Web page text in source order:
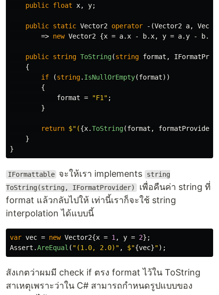
public float x, y;
public static Vector2 operator -(Vector2 a,
=> new Vector2 {x = a. x - b. x, y = a.y - b.
public string ToString(string format ,
{
if
(string. IsNullOrEmpty(format))
{
format = "F1" ;
}
return $"({x.ToString(format , formatProvider
}
}
IFormattable จะให้เรา implements string
ToString(string, IFormatProvider) เพื่อคืนค่า string ที่
format แล้วกลับไปให้ เท่านี้เราก็จะใช้ string
interpolation ได้แบบนี้
var vec = new Vector2{x = 1 , y = 2};
Assert .AreEqual ( "(1.0, 2.0)" , $"{vec}");
สังเกตว่าผมมี check if ตรง format ไว้ใน ToString
สาเหตุเพราะว่าใน C# สามารถกำหนดรูปแบบของ